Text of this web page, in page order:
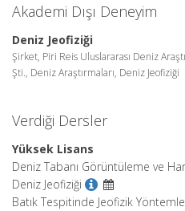
Akademi Dışı Deneyim
Deniz Jeofiziği
Şirket, Piri Reis Uluslararası Deniz
Şti., Deniz Araştırmaları, Deniz Jeofiziği
Verdiği Dersler
Yüksek Lisans
Deniz Tabanı Görüntüleme ve
Deniz Jeofiziği
Batık Tespitinde Jeofizik